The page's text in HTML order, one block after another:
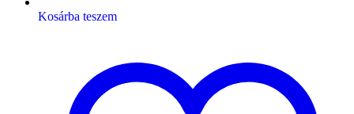
Kosárba teszem